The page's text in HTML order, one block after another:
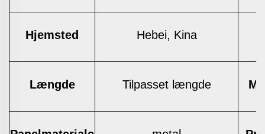
Hjemsted Hebei, Kina
Længde Tilpasset længde